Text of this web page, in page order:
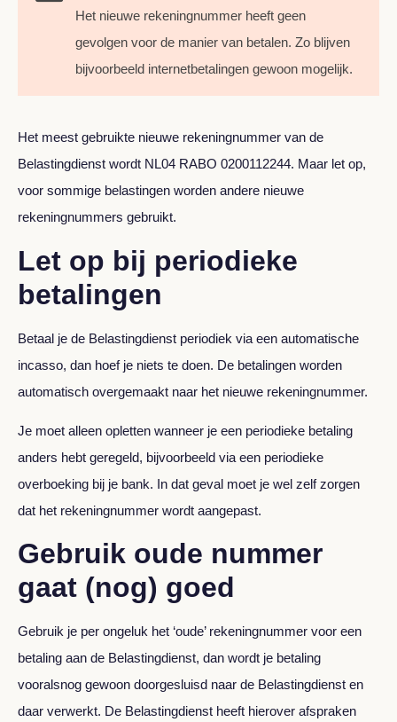
Het nieuwe rekeningnummer heeft geen
gevolgen voor de manier van betalen. Zo blijven
bijvoorbeeld internetbetalingen gewoon mogelijk.
Het meest gebruikte nieuwe rekeningnummer van de
Belastingdienst wordt NL04 RABO 0200112244. Maar let op,
voor sommige belastingen worden andere nieuwe
rekeningnummers gebruikt.
Let op bij periodieke
betalingen
Betaal je de Belastingdienst periodiek via een automatische
incasso, dan hoef je niets te doen. De betalingen worden
automatisch overgemaakt naar het nieuwe rekeningnummer.
Je moet alleen opletten wanneer je een periodieke betaling
anders hebt geregeld, bijvoorbeeld via een periodieke
overboeking bij je bank. In dat geval moet je wel zelf zorgen
dat het rekeningnummer wordt aangepast.
Gebruik oude nummer
gaat (nog) goed
Gebruik je per ongeluk het ‘oude’ rekeningnummer voor een
betaling aan de Belastingdienst, dan wordt je betaling
vooralsnog gewoon doorgesluisd naar de Belastingdienst en
daar verwerkt. De Belastingdienst heeft hierover afspraken